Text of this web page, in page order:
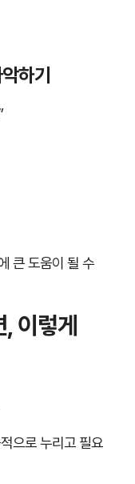
하기
큰 도움이 될 수
이렇게
으로 누리고 필요